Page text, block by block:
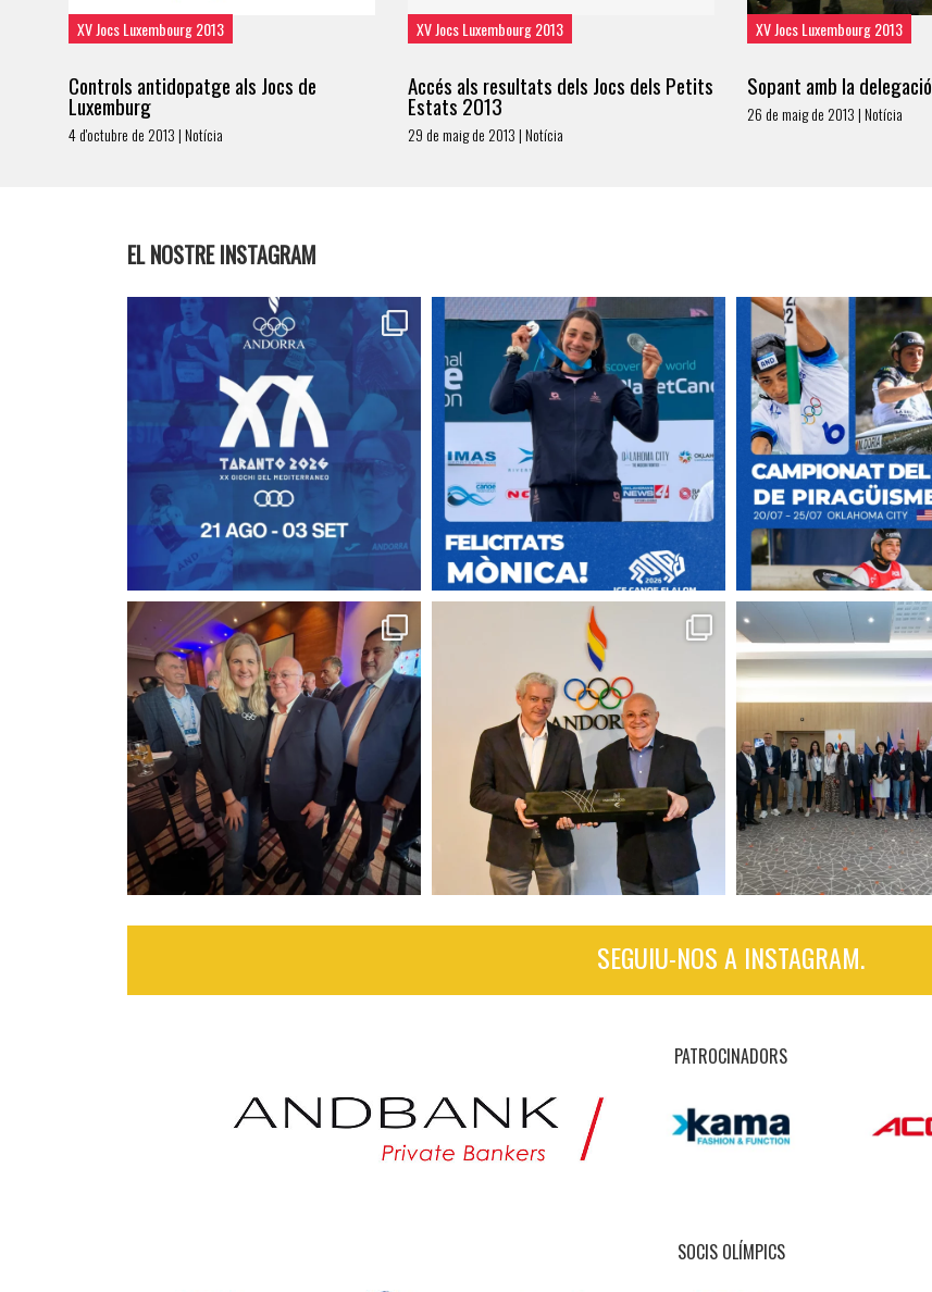
XV Jocs Luxembourg 2013
Controls antidopatge als Jocs de
Luxemburg
4 d'octubre de 2013 | Notícia
XV Jocs Luxembourg 2013
Accés als resultats dels Jocs dels Petits
Estats 2013
29 de maig de 2013 | Notícia
XV Jocs Luxembourg 2013
Sopant amb la delegació
26 de maig de 2013 | Notícia
EL NOSTRE INSTAGRAM
SEGUIU-NOS A INSTAGRAM.
PATROCINADORS
SOCIS OLÍMPICS